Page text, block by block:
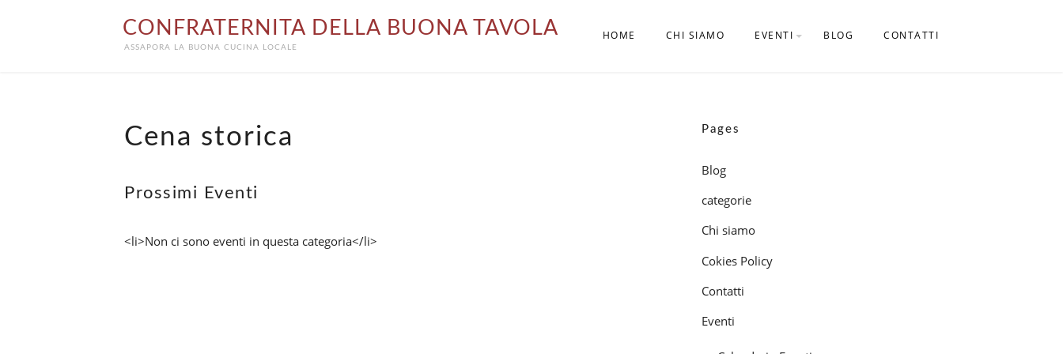
CONFRATERNITA DELLA BUONA TAVOLA
ASSAPORA LA BUONA CUCINA LOCALE
HOME CHI SIAMO EVENTI BLOG CONTATTI
Cena storica
Prossimi Eventi
<li>Non ci sono eventi in questa categoria</li>
Pages
Blog
categorie
Chi siamo
Cokies Policy
Contatti
Eventi